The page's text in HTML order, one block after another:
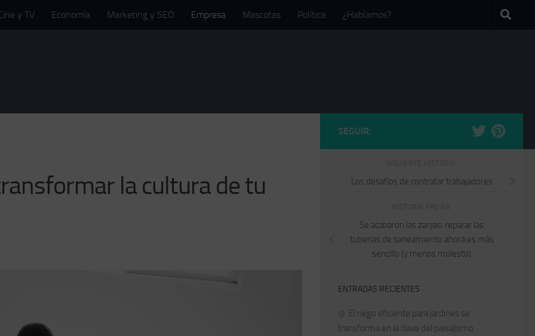
y TV Economía Marketing y SEO Empresa Mascotas Política ¿Hablamos?
la cultura de tu
SEGUIR:
Los desafíos de contratar trabajadores
Se acabaron las zanjas: reparar las
tuberías de saneamiento ahora es más
sencillo (y menos molesto)
ENTRADAS RECIENTES
El riego eficiente para jardines se
transforma en la clave del paisajismo